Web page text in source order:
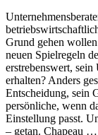
Grund gehen
neuen Spielregeln
erstrebenswert,
erhalten? Anders
Entscheidung, sein
persönliche, wenn
Einstellung passt.
– getan. Chapeau